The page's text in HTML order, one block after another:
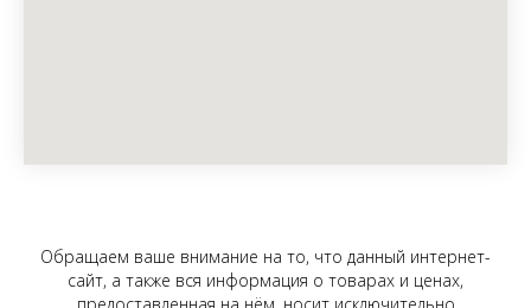
Обращаем ваше внимание на то, что данный интернет-
сайт, а также вся информация о товарах и ценах,